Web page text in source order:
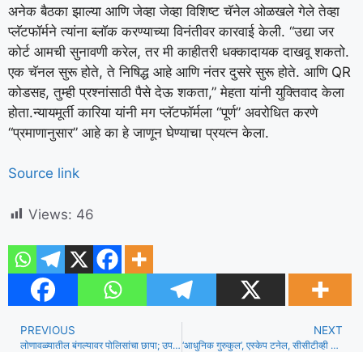
अनेक बैठका झाल्या आणि जेव्हा जेव्हा विशिष्ट चॅनेल ओळखले गेले तेव्हा
प्लॅटफॉर्मने त्यांना ब्लॉक करण्याच्या विनंतीवर कारवाई केली. “उद्या जर
कोर्ट आमची सुनावणी करेल, तर मी काहीतरी धक्कादायक दाखवू शकतो.
एक चॅनल सुरू होते, ते निषिद्ध आहे आणि नंतर दुसरे सुरू होते. आणि QR
कोडसह, तुम्ही प्रश्नांसाठी पैसे देऊ शकता,” मेहता यांनी युक्तिवाद केला
होता.न्यायमूर्ती कारिया यांनी मग प्लॅटफॉर्मला “पूर्ण” अवरोधित करणे
“प्रमाणानुसार” आहे का हे जाणून घेण्याचा प्रयत्न केला.
Source link
Views: 46
PREVIOUS
लोणावळ्यातील बंगल्यावर पोलिसांचा छापा; उपद्रव निर्माण करण्यासाठी पुस्तक 18
NEXT
‘आधुनिक गुरुकुल’, एस्केप टनेल, सीसीटीव्ही पाळत: पुण्याच्या ‘गॉडमन’ने 15 वर्षांपासून महिलेवर नियंत्रणाचे जाळे कसे तयार केले